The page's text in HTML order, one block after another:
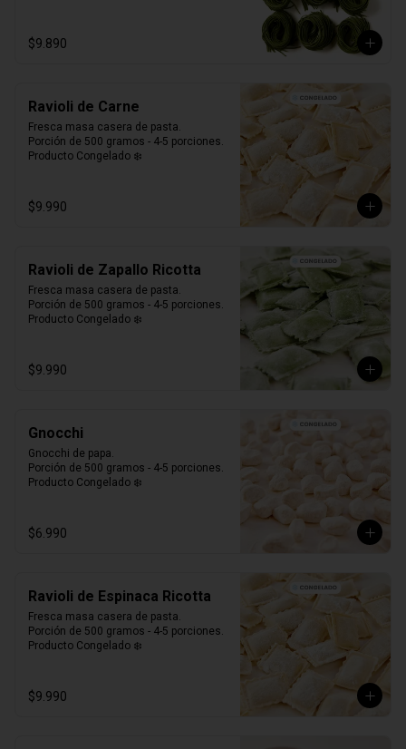
$9.890
Ravioli de Carne
Fresca masa casera de pasta.
Porción de 500 gramos - 4-5 porciones.
Producto Congelado ❄️
$9.990
Ravioli de Zapallo Ricotta
Fresca masa casera de pasta.
Porción de 500 gramos - 4-5 porciones.
Producto Congelado ❄️
$9.990
Gnocchi
Gnocchi de papa.
Porción de 500 gramos - 4-5 porciones.
Producto Congelado ❄️
$6.990
Ravioli de Espinaca Ricotta
Fresca masa casera de pasta.
Porción de 500 gramos - 4-5 porciones.
Producto Congelado ❄️
$9.990